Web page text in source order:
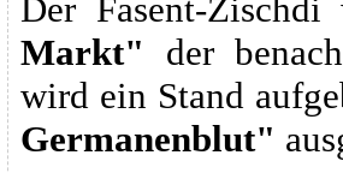
Der Fasent-
Markt" der
wird ein Stand
Germanenblut"